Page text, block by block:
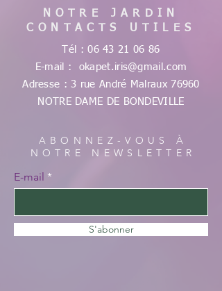
NOTRE JARDIN
CONTACTS UTILES
Tél :06 43 21 06 86
E-mail : okapet.iris@gmail.com
Adresse : 3 rue André Malraux 76960
NOTRE DAME DE BONDEVILLE
ABONNEZ-VOUS À
NOTRE NEWSLETTER
E-mail
S'abonner